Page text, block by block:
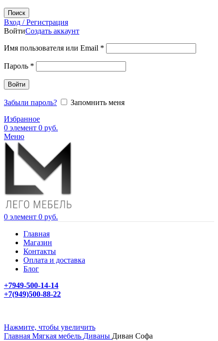
Поиск
Вход / Регистрация
ВойтиСоздать аккаунт
Имя пользователя или Email *
Пароль *
Войти
Забыли пароль?
Запомнить меня
Избранное
0 элемент 0 руб.
Меню
0 элемент 0 руб.
Главная
Магазин
Контакты
Оплата и доставка
Блог
+7949-500-14-14
+7(949)500-88-22
Нажмите, чтобы увеличить
Главная Мягкая мебель Диваны Диван Софа